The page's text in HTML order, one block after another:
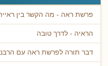
פרשת ראה - מה הקשר בין
הראיה - לדרך טובה
דבר תורה לפרשת ראה עם